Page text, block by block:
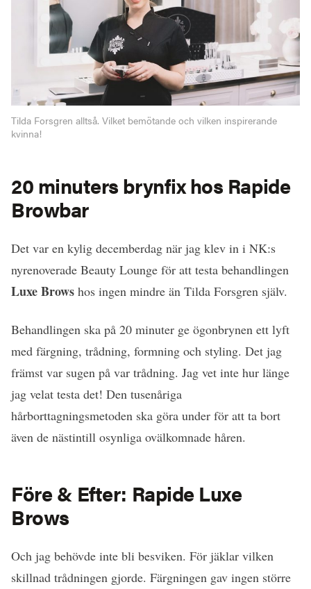
Tilda Forsgren alltså. Vilket bemötande och vilken inspirerande
kvinna!
20 minuters brynfix hos Rapide
Browbar
Det var en kylig decemberdag när jag klev in i NK:s
nyrenoverade Beauty Lounge för att testa behandlingen
Luxe Brows hos ingen mindre än Tilda Forsgren själv.
Behandlingen ska på 20 minuter ge ögonbrynen ett lyft
med färgning, trådning, formning och styling. Det jag
främst var sugen på var trådning. Jag vet inte hur länge
jag velat testa det! Den tusenåriga
hårborttagningsmetoden ska göra under för att ta bort
även de nästintill osynliga ovälkomnade håren.
Före & Efter: Rapide Luxe
Brows
Och jag behövde inte bli besviken. För jäklar vilken
skillnad trådningen gjorde. Färgningen gav ingen större